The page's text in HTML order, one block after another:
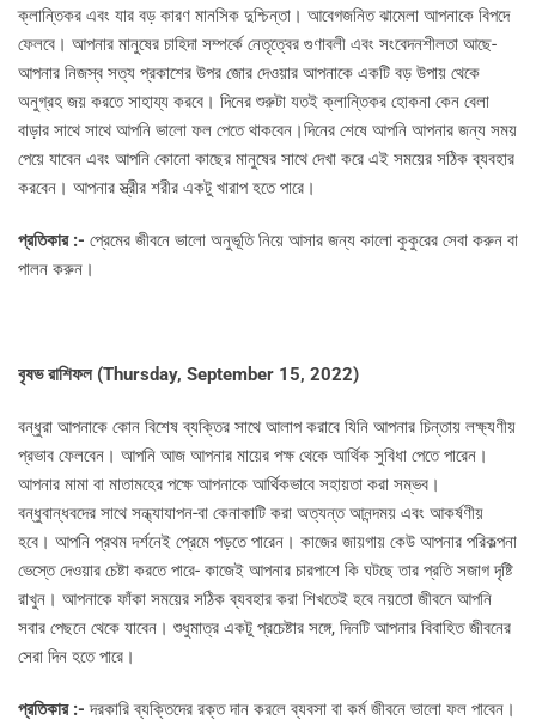
ক্লান্তিকর এবং যার বড় কারণ মানসিক দুশ্চিন্তা। আবেগজনিত ঝামেলা আপনাকে বিপদে
ফেলবে। আপনার মানুষের চাহিদা সম্পর্কে নেতৃত্বের গুণাবলী এবং সংবেদনশীলতা আছে-
আপনার নিজস্ব সত্য প্রকাশের উপর জোর দেওয়ার আপনাকে একটি বড় উপায় থেকে
অনুগ্রহ জয় করতে সাহায্য করবে। দিনের শুরুটা যতই ক্লান্তিকর হোকনা কেন বেলা
বাড়ার সাথে সাথে আপনি ভালো ফল পেতে থাকবেন।দিনের শেষে আপনি আপনার জন্য সময়
পেয়ে যাবেন এবং আপনি কোনো কাছের মানুষের সাথে দেখা করে এই সময়ের সঠিক ব্যবহার
করবেন। আপনার স্ত্রীর শরীর একটু খারাপ হতে পারে।
প্রতিকার :- প্রেমের জীবনে ভালো অনুভূতি নিয়ে আসার জন্য কালো কুকুরের সেবা করুন বা
পালন করুন।
বৃষভ রাশিফল (Thursday, September 15, 2022)
বন্ধুরা আপনাকে কোন বিশেষ ব্যক্তির সাথে আলাপ করাবে যিনি আপনার চিন্তায় লক্ষ্যণীয়
প্রভাব ফেলবেন। আপনি আজ আপনার মায়ের পক্ষ থেকে আর্থিক সুবিধা পেতে পারেন।
আপনার মামা বা মাতামহের পক্ষে আপনাকে আর্থিকভাবে সহায়তা করা সম্ভব।
বন্ধুবান্ধবদের সাথে সন্ধ্যাযাপন-বা কেনাকাটি করা অত্যন্ত আনন্দময় এবং আকর্ষণীয়
হবে। আপনি প্রথম দর্শনেই প্রেমে পড়তে পারেন। কাজের জায়গায় কেউ আপনার পরিকল্পনা
ভেস্তে দেওয়ার চেষ্টা করতে পারে- কাজেই আপনার চারপাশে কি ঘটছে তার প্রতি সজাগ দৃষ্টি
রাখুন। আপনাকে ফাঁকা সময়ের সঠিক ব্যবহার করা শিখতেই হবে নয়তো জীবনে আপনি
সবার পেছনে থেকে যাবেন। শুধুমাত্র একটু প্রচেষ্টার সঙ্গে, দিনটি আপনার বিবাহিত জীবনের
সেরা দিন হতে পারে।
প্রতিকার :- দরকারি ব্যক্তিদের রক্ত দান করলে ব্যবসা বা কর্ম জীবনে ভালো ফল পাবেন।